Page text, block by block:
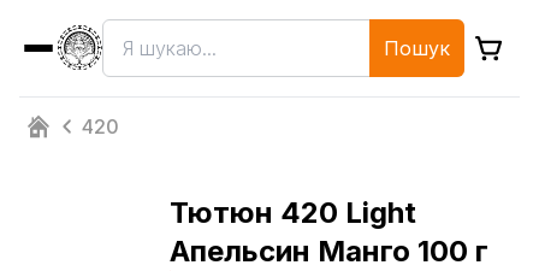
Пошук
420
Тютюн 420 Light
Апельсин Манго 100 г